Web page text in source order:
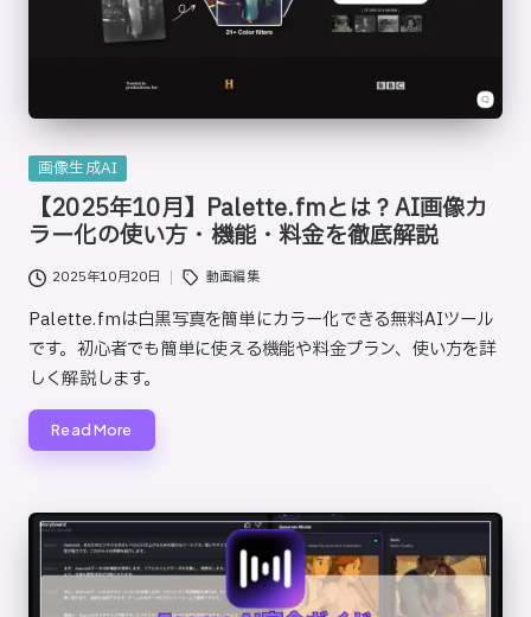
Posted
画像生成AI
【2025年10月】Palette.fmとは？AI画像カ
ラー化の使い方・機能・料金を徹底解説
2025年10月20日
Tags: 動画編集
Palette.fmは白黒写真を簡単にカラー化できる無料AIツール
です。初心者でも簡単に使える機能や料金プラン、使い方を詳
しく解説します。
Read More